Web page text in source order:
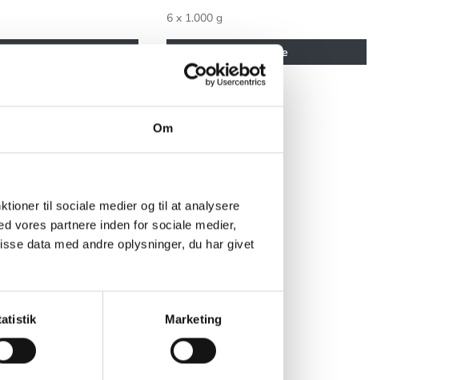
Om
til sociale medier og til at analysere
vores partnere inden for sociale medier,
data med andre oplysninger, du har givet
Marketing
6 x 1.000 g
Se mere